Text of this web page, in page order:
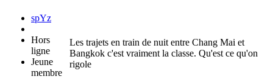
spYz
Hors
ligne
Jeune
membre
Les trajets en train de nuit entre Chang Mai et
Bangkok c'est vraiment la classe. Qu'est ce qu'on
rigole